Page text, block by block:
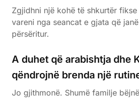
Zgjidhni një kohë të shkurtër
vareni nga seancat e gjata që
përsëritur.
A duhet që arabishtja dhe
qëndrojnë brenda një
Jo gjithmonë. Shumë familje